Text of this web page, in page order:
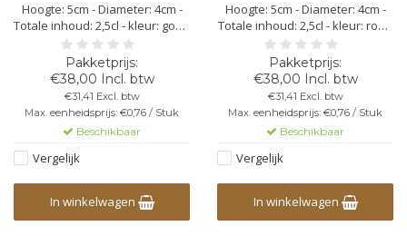
Hoogte: 5cm - Diameter: 4cm -
Totale inhoud: 2,5cl - kleur: goud
- kunststof polycarbonaat -
vaatwasbestendig -
herbruikbaar - bedrukking
mogelijk - onbreekbaar - niet
stapelbaar
€38,00 Incl. btw
€31,41 Excl. btw
Max. eenheidsprijs: €0,76 / Stuk
Beschikbaar
Vergelijk
In winkelwagen
Hoogte: 5cm - Diameter: 4cm -
Totale inhoud: 2,5cl - kleur: rood
- kunststof polycarbonaat -
vaatwasbestendig -
herbruikbaar - bedrukking
mogelijk - onbreekbaar - niet
stapelbaar
€38,00 Incl. btw
€31,41 Excl. btw
Max. eenheidsprijs: €0,76 / Stuk
Beschikbaar
Vergelijk
In winkelwagen